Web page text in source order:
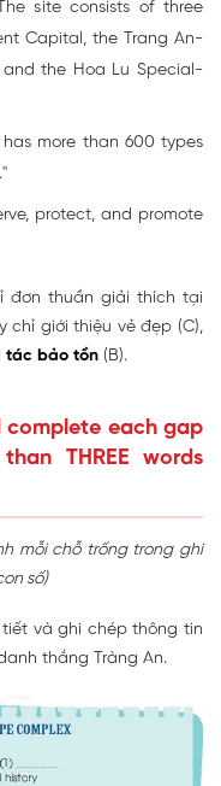
site consists of three
Capital, the Trang An-
and the Hoa Lu Special-
has more than 600 types
protect, and promote
đơn thuần giải thích tại
chỉ giới thiệu vẻ đẹp (C),
tác bảo tồn (B).
complete each gap
THREE words
mỗi chỗ trống trong ghi
số)
và ghi chép thông tin
thắng Tràng An.